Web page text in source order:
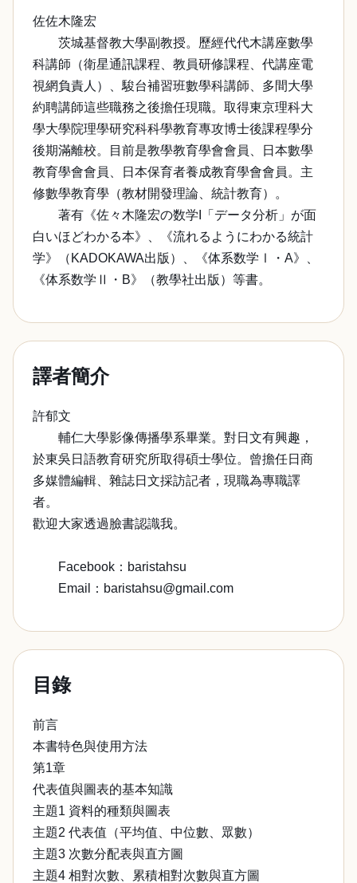
佐佐木隆宏
茨城基督教大學副教授。歷經代代木講座數學
科講師（衛星通訊課程、教員研修課程、代講座電
視網負責人）、駿台補習班數學科講師、多間大學
約聘講師這些職務之後擔任現職。取得東京理科大
學大學院理學研究科科學教育專攻博士後課程學分
後期滿離校。目前是教學教育學會會員、日本數學
教育學會會員、日本保育者養成教育學會會員。主
修數學教育學（教材開發理論、統計教育）。
著有《佐々木隆宏の数学I「データ分析」が面
白いほどわかる本》、《流れるようにわかる統計
学》（KADOKAWA出版）、《体系数学Ⅰ・A》、
《体系数学Ⅱ・B》（教學社出版）等書。
譯者簡介
許郁文
輔仁大學影像傳播學系畢業。對日文有興趣，
於東吳日語教育研究所取得碩士學位。曾擔任日商
多媒體編輯、雜誌日文採訪記者，現職為專職譯
者。
歡迎大家透過臉書認識我。
Facebook：baristahsu
Email：baristahsu@gmail.com
目錄
前言
本書特色與使用方法
第1章
代表值與圖表的基本知識
主題1 資料的種類與圖表
主題2 代表值（平均值、中位數、眾數）
主題3 次數分配表與直方圖
主題4 相對次數、累積相對次數與直方圖